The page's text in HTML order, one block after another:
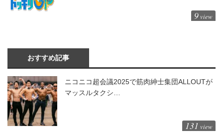
9 view
おすすめ記事
ニコニコ超会議2025で筋肉紳士集団ALLOUTが
マッスルタクシ…
131 view